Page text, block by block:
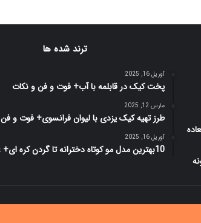
ترند شده ها
آوریل 16, 2025
پخت کیک در قابلمه با آب+ فوت و فن و نکات
مارس 12, 2025
طرز تهیه کیک یزدی با لیوان فرانسوی+ فوت و فن
آوریل 16, 2025
10بهترین مدل مو کوتاه دخترانه تا گردن کره ای+ عکس